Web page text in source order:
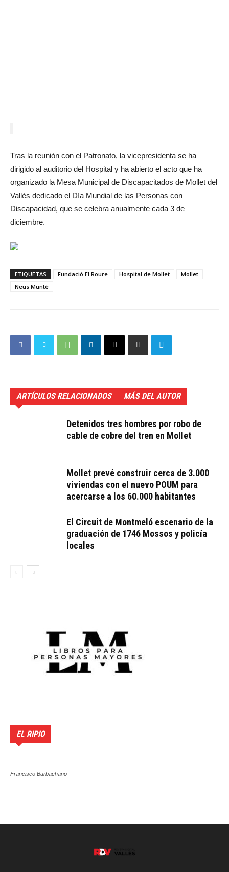
Tras la reunión con el Patronato, la vicepresidenta se ha
dirigido al auditorio del Hospital y ha abierto el acto que ha
organizado la Mesa Municipal de Discapacitados de Mollet del
Vallés dedicado el Día Mundial de las Personas con
Discapacidad, que se celebra anualmente cada 3 de
diciembre.
ETIQUETAS Fundació El Roure Hospital de Mollet
Mollet
Neus Munté
ARTÍCULOS RELACIONADOS MÁS DEL AUTOR
Detenidos tres hombres por robo de
cable de cobre del tren en Mollet
Mollet prevé construir cerca de 3.000
viviendas con el nuevo POUM para
acercarse a los 60.000 habitantes
El Circuit de Montmeló escenario de la
graduación de 1746 Mossos y policía
locales
EL RIPIO
Francisco Barbachano